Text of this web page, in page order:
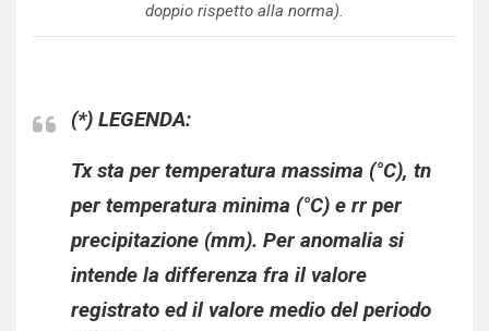
doppio rispetto alla norma).
(*) LEGENDA:
Tx sta per temperatura massima (°C), tn
per temperatura minima (°C) e rr per
precipitazione (mm). Per anomalia si
intende la differenza fra il valore
registrato ed il valore medio del periodo